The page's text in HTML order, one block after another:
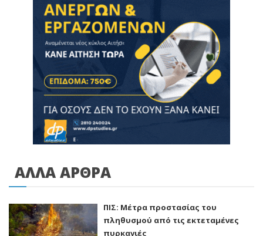
ΑΛΛΑ ΑΡΘΡΑ
ΠΙΣ: Μέτρα προστασίας του
πληθυσμού από τις εκτεταμένες
πυρκαγιές